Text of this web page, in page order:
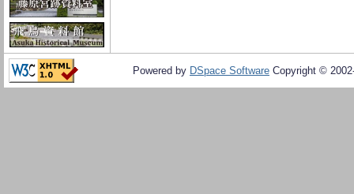
Powered by DSpace Software Copyright ©